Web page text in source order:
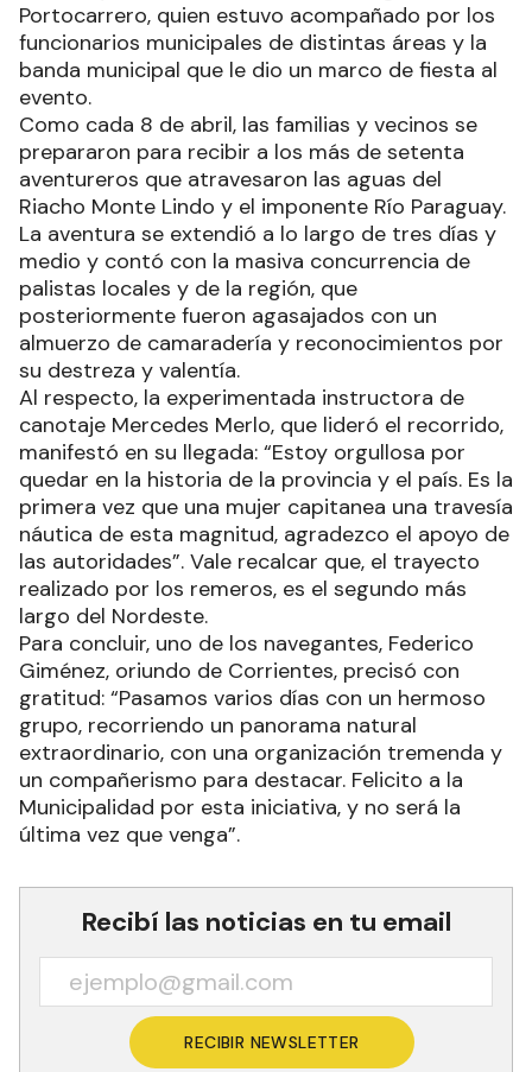
Portocarrero, quien estuvo acompañado por los
funcionarios municipales de distintas áreas y la
banda municipal que le dio un marco de fiesta al
evento.
Como cada 8 de abril, las familias y vecinos se
prepararon para recibir a los más de setenta
aventureros que atravesaron las aguas del
Riacho Monte Lindo y el imponente Río Paraguay.
La aventura se extendió a lo largo de tres días y
medio y contó con la masiva concurrencia de
palistas locales y de la región, que
posteriormente fueron agasajados con un
almuerzo de camaradería y reconocimientos por
su destreza y valentía.
Al respecto, la experimentada instructora de
canotaje Mercedes Merlo, que lideró el recorrido,
manifestó en su llegada: “Estoy orgullosa por
quedar en la historia de la provincia y el país. Es la
primera vez que una mujer capitanea una travesía
náutica de esta magnitud, agradezco el apoyo de
las autoridades”. Vale recalcar que, el trayecto
realizado por los remeros, es el segundo más
largo del Nordeste.
Para concluir, uno de los navegantes, Federico
Giménez, oriundo de Corrientes, precisó con
gratitud: “Pasamos varios días con un hermoso
grupo, recorriendo un panorama natural
extraordinario, con una organización tremenda y
un compañerismo para destacar. Felicito a la
Municipalidad por esta iniciativa, y no será la
última vez que venga”.
Recibí las noticias en tu email
RECIBIR NEWSLETTER